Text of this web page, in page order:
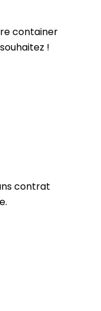
container
!
contrat